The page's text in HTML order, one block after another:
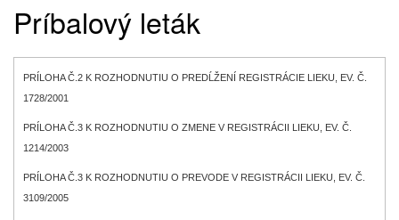
Príbalový leták
PRÍLOHA Č.2 K ROZHODNUTIU O PREDĹŽENÍ REGISTRÁCIE LIEKU, EV. Č.
1728/2001
PRÍLOHA Č.3 K ROZHODNUTIU O ZMENE V REGISTRÁCII LIEKU, EV. Č.
1214/2003
PRÍLOHA Č.3 K ROZHODNUTIU O PREVODE V REGISTRÁCII LIEKU, EV. Č.
3109/2005